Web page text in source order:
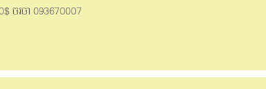
ចរចា 093670007